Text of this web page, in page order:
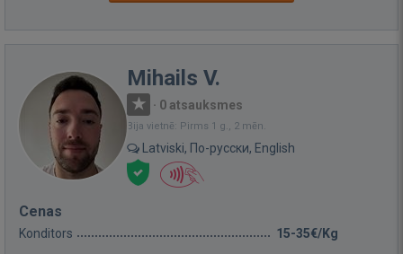
Mihails V.
· 0 atsauksmes
Bija vietnē: Pirms 1 g., 2 mēn.
Latviski, По-русски, English
Cenas
Konditors 15-35€/Kg